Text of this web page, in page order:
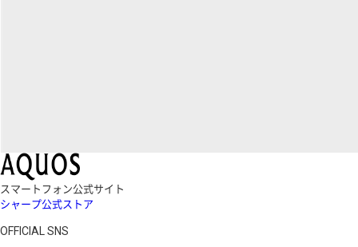
スマートフォン公式サイト
シャープ公式ストア
OFFICIAL SNS